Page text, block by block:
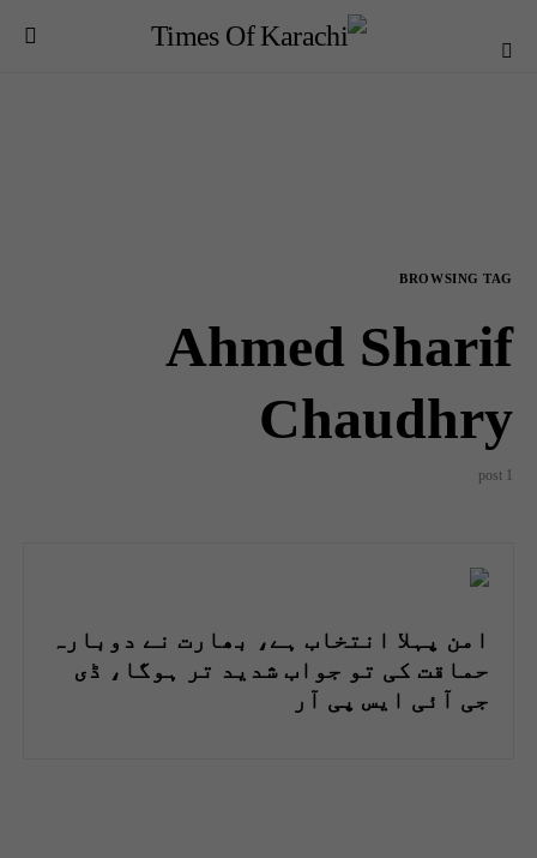
BROWSING TAG
Ahmed Sharif
Chaudhry
1 post
امن پہلا انتخاب ہے، بھارت نے دوبارہ
حماقت کی تو جواب شدید تر ہوگا، ڈی
جی آئی ایس پی آر